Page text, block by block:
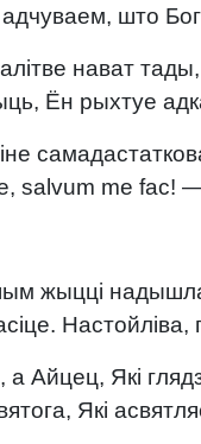
што
нават
Ён рыхтуе
salvum me fac!
жыцці
а Айцец, Які
Які